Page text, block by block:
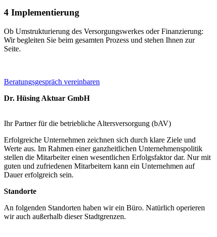
4 Implementierung
Ob Umstrukturierung des Versorgungswerkes oder Finanzierung:
Wir begleiten Sie beim gesamten Prozess und stehen Ihnen zur
Seite.
Beratungsgespräch vereinbaren
Dr. Hüsing Aktuar GmbH
Ihr Partner für die betriebliche Altersversorgung (bAV)
Erfolgreiche Unternehmen zeichnen sich durch klare Ziele und
Werte aus. Im Rahmen einer ganzheitlichen Unternehmenspolitik
stellen die Mitarbeiter einen wesentlichen Erfolgsfaktor dar. Nur mit
guten und zufriedenen Mitarbeitern kann ein Unternehmen auf
Dauer erfolgreich sein.
Standorte
An folgenden Standorten haben wir ein Büro. Natürlich operieren
wir auch außerhalb dieser Stadtgrenzen.